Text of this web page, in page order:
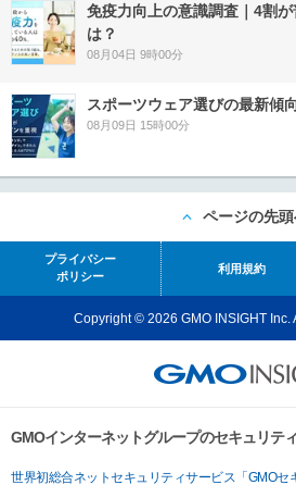
免疫力向上の意識調査｜4割
は？
08月04日 9時00分
スポーツウェア選びの最新傾
08月09日 15時00分
ページの先
プライバシー
ポリシー
利用規約
Copyright © 2026 GMO INSIGHT Inc.
GMOインターネットグループのセキュリテ
世界初総合ネットセキュリティサービス「GMOセ